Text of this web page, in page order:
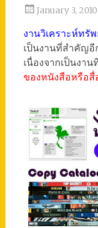
January 3, 2010
งานวิเคราะห์ทรั
เป็นงานที่สำคัญ
เนื่องจากเป็นงาน
ของหนังสือหรือสื่